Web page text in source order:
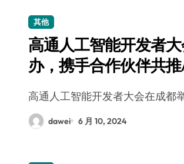
vivo S50新功能大揭
其他
高通人工智能开发者
办，携手合作伙伴共
高通人工智能开发者大会在成
dawei 6 月 10, 2024